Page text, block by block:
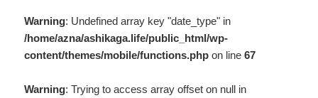
Warning: Undefined array key "date_type" in
/home/azna/ashikaga.life/public_html/wp-
content/themes/mobile/functions.php on line67
Warning: Trying to access array offset on null in